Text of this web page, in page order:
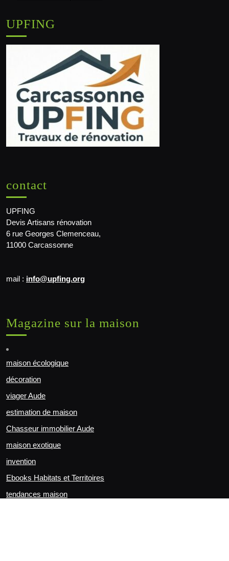
UPFING
contact
UPFING
Devis Artisans rénovation
6 rue Georges Clemenceau,
11000 Carcassonne
mail : info@upfing.org
Magazine sur la maison
maison écologique
décoration
viager Aude
estimation de maison
Chasseur immobilier Aude
maison exotique
invention
Ebooks Habitats et Territoires
tendances maison